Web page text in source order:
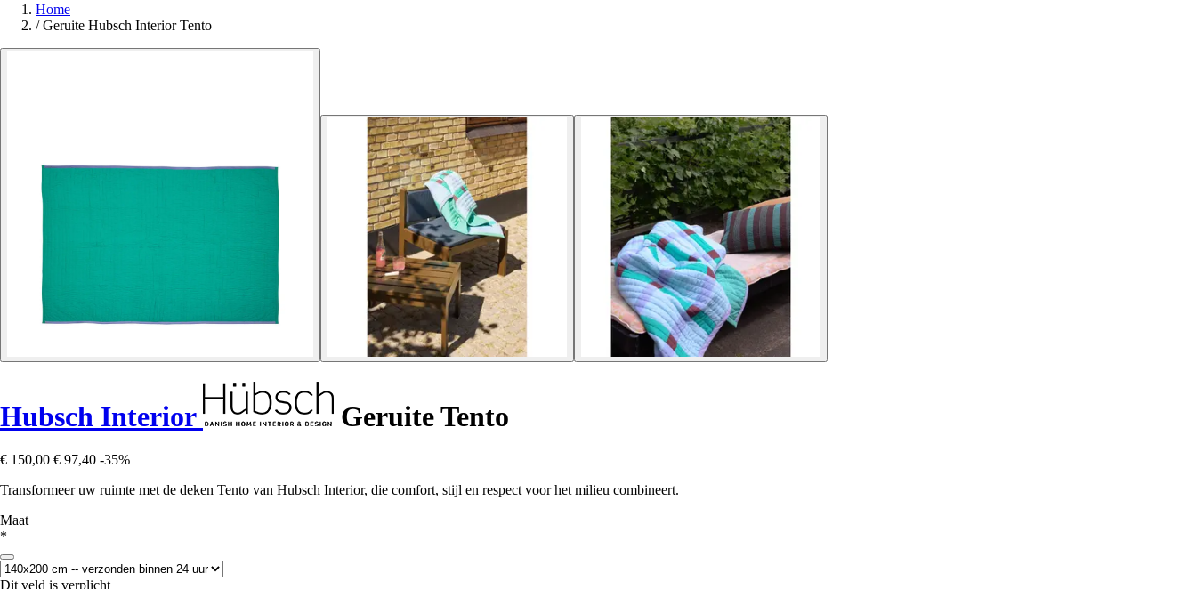
Home
/ Geruite Hubsch Interior Tento
Hubsch Interior Geruite Tento
€ 150,00 € 97,40 -35%
Transformeer uw ruimte met de deken Tento van Hubsch Interior, die comfort, stijl en respect voor het milieu combineert.
Maat
*
Dit veld is verplicht